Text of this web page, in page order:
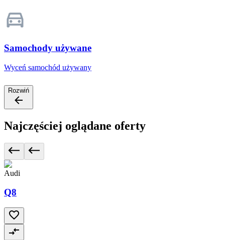
Samochody używane
Wyceń samochód używany
Rozwiń
Najczęściej oglądane oferty
Audi
Q8